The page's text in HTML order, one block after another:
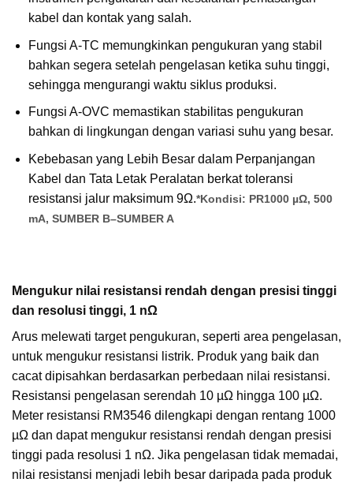
kabel dan kontak yang salah.
Fungsi A-TC memungkinkan pengukuran yang stabil
bahkan segera setelah pengelasan ketika suhu tinggi,
sehingga mengurangi waktu siklus produksi.
Fungsi A-OVC memastikan stabilitas pengukuran
bahkan di lingkungan dengan variasi suhu yang besar.
Kebebasan yang Lebih Besar dalam Perpanjangan
Kabel dan Tata Letak Peralatan berkat toleransi
resistansi jalur maksimum 9Ω.*Kondisi: PR1000 µΩ, 500
mA, SUMBER B–SUMBER A
Mengukur nilai resistansi rendah dengan presisi tinggi
dan resolusi tinggi, 1 nΩ
Arus melewati target pengukuran, seperti area pengelasan,
untuk mengukur resistansi listrik. Produk yang baik dan
cacat dipisahkan berdasarkan perbedaan nilai resistansi.
Resistansi pengelasan serendah 10 µΩ hingga 100 µΩ.
Meter resistansi RM3546 dilengkapi dengan rentang 1000
µΩ dan dapat mengukur resistansi rendah dengan presisi
tinggi pada resolusi 1 nΩ. Jika pengelasan tidak memadai,
nilai resistansi menjadi lebih besar daripada pada produk